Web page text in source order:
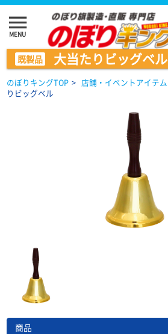
menu
MENU
既製品 大当たりビッグベル
のぼりキングTOP > 店舗・イベントアイテム
りビッグベル
商品